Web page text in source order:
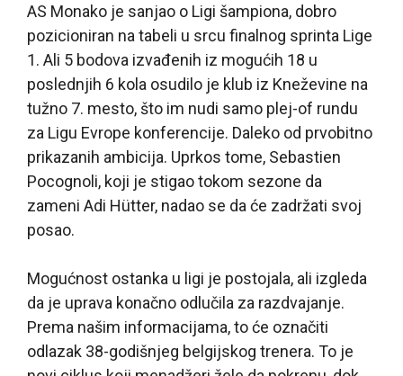
AS Monako je sanjao o Ligi šampiona, dobro
pozicioniran na tabeli u srcu finalnog sprinta Lige
1. Ali 5 bodova izvađenih iz mogućih 18 u
poslednjih 6 kola osudilo je klub iz Kneževine na
tužno 7. mesto, što im nudi samo plej-of rundu
za Ligu Evrope konferencije. Daleko od prvobitno
prikazanih ambicija. Uprkos tome, Sebastien
Pocognoli, koji je stigao tokom sezone da
zameni Adi Hütter, nadao se da će zadržati svoj
posao.
Mogućnost ostanka u ligi je postojala, ali izgleda
da je uprava konačno odlučila za razdvajanje.
Prema našim informacijama, to će označiti
odlazak 38-godišnjeg belgijskog trenera. To je